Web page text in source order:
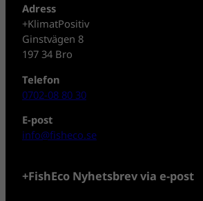
Adress
+KlimatPositiv
Ginstvägen 8
197 34 Bro
Telefon
0702-08 80 30
E-post
info@fisheco.se
+FishEco Nyhetsbrev via e-post